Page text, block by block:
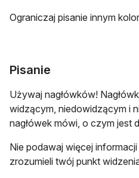
Ograniczaj pisanie innym
Pisanie
Używaj nagłówków!
widzącym, niedowidzącym i
nagłówek mówi, o czym jest
Nie podawaj więcej
zrozumieli twój punkt